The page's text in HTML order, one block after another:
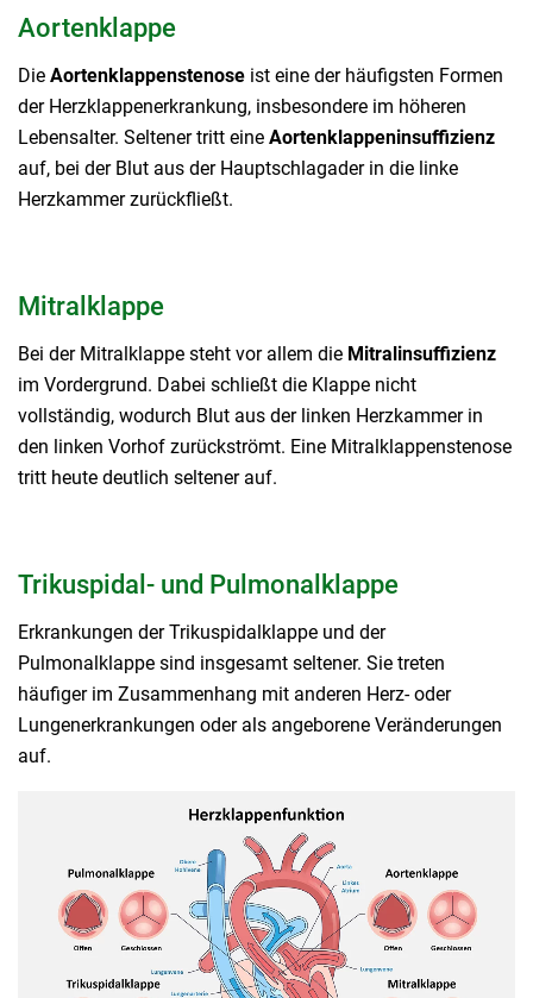
Aortenklappe
Die Aortenklappenstenose ist eine der häufigsten Formen
der Herzklappenerkrankung, insbesondere im höheren
Lebensalter. Seltener tritt eine Aortenklappeninsuffizienz
auf, bei der Blut aus der Hauptschlagader in die linke
Herzkammer zurückfließt.
Mitralklappe
Bei der Mitralklappe steht vor allem die Mitralinsuffizienz
im Vordergrund. Dabei schließt die Klappe nicht
vollständig, wodurch Blut aus der linken Herzkammer in
den linken Vorhof zurückströmt. Eine Mitralklappenstenose
tritt heute deutlich seltener auf.
Trikuspidal- und Pulmonalklappe
Erkrankungen der Trikuspidalklappe und der
Pulmonalklappe sind insgesamt seltener. Sie treten
häufiger im Zusammenhang mit anderen Herz- oder
Lungenerkrankungen oder als angeborene Veränderungen
auf.